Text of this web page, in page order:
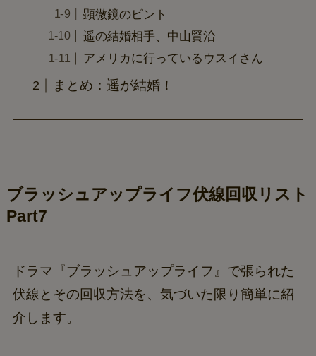
顕微鏡のピント
遥の結婚相手、中山賢治
アメリカに行っているウスイさん
まとめ：遥が結婚！
ブラッシュアップライフ伏線回収リスト
Part7
ドラマ『ブラッシュアップライフ』で張られた
伏線とその回収方法を、気づいた限り簡単に紹
介します。